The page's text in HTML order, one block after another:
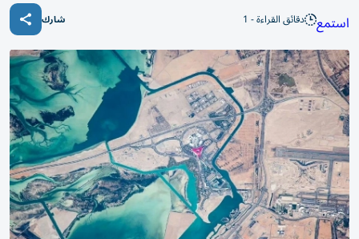
استمع دقائق القراءة - 1 شارك